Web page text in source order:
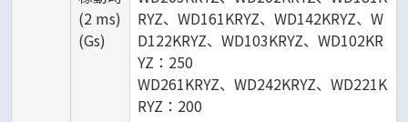
(2 ms)
(Gs)
RYZ、WD161KRYZ、WD142KRYZ、W
D122KRYZ、WD103KRYZ、WD102KR
YZ：250
WD261KRYZ、WD242KRYZ、WD221K
RYZ：200